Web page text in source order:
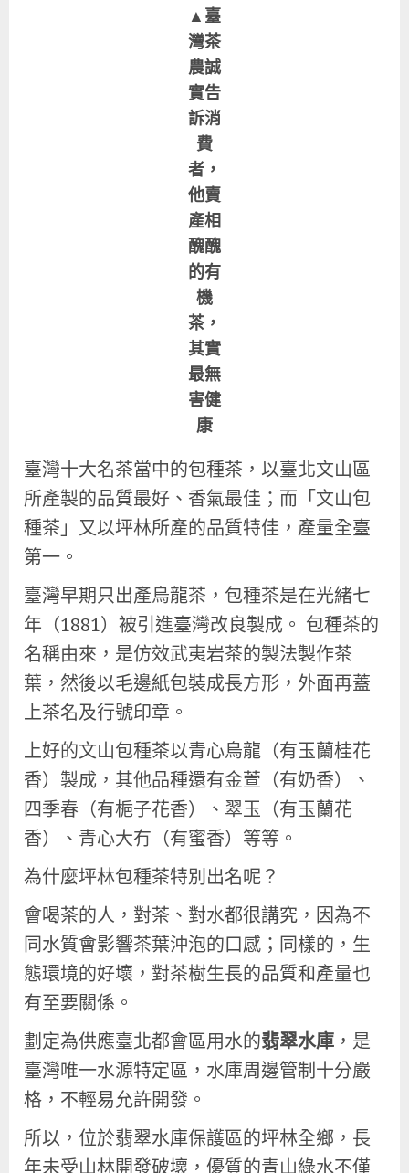
▲臺
灣茶
農誠
實告
訴消
費
者，
他賣
產相
醜醜
的有
機
茶，
其實
最無
害健
康
臺灣十大名茶當中的包種茶，以臺北文山區
所產製的品質最好、香氣最佳；而「文山包
種茶」又以坪林所產的品質特佳，產量全臺
第一。
臺灣早期只出產烏龍茶，包種茶是在光緒七
年（1881）被引進臺灣改良製成。 包種茶的
名稱由來，是仿效武夷岩茶的製法製作茶
葉，然後以毛邊紙包裝成長方形，外面再蓋
上茶名及行號印章。
上好的文山包種茶以青心烏龍（有玉蘭桂花
香）製成，其他品種還有金萱（有奶香）、
四季春（有梔子花香）、翠玉（有玉蘭花
香）、青心大冇（有蜜香）等等。
為什麼坪林包種茶特別出名呢？
會喝茶的人，對茶、對水都很講究，因為不
同水質會影響茶葉沖泡的口感；同樣的，生
態環境的好壞，對茶樹生長的品質和產量也
有至要關係。
劃定為供應臺北都會區用水的翡翠水庫 ，是
臺灣唯一水源特定區，水庫周邊管制十分嚴
格，不輕易允許開發。
所以，位於翡翠水庫保護區的坪林全鄉，長
年未受山林開發破壞，優質的青山綠水不僅